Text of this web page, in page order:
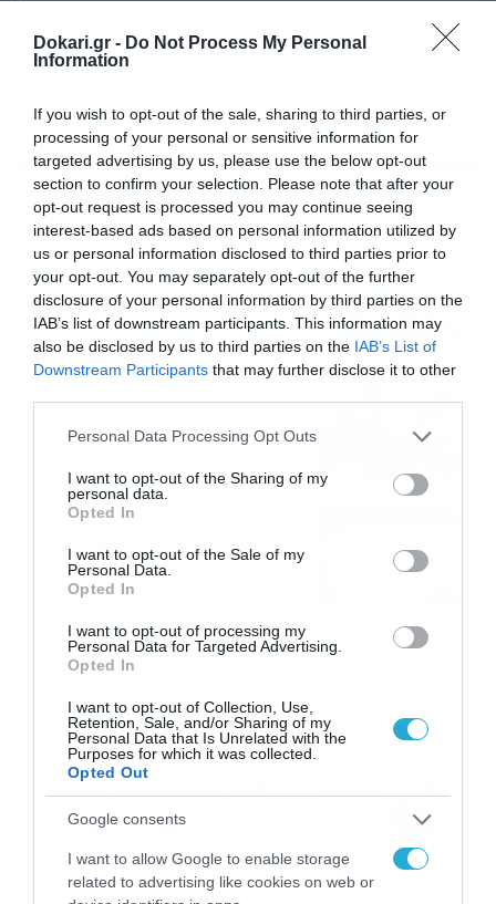
Dokari.gr - Do Not Process My Personal
Information
If you wish to opt-out of the sale, sharing to third parties, or
processing of your personal or sensitive information for
targeted advertising by us, please use the below opt-out
section to confirm your selection. Please note that after your
opt-out request is processed you may continue seeing
interest-based ads based on personal information utilized by
us or personal information disclosed to third parties prior to
your opt-out. You may separately opt-out of the further
disclosure of your personal information by third parties on the
IAB’s list of downstream participants. This information may
also be disclosed by us to third parties on the IAB’s List of
Downstream Participants that may further disclose it to other
Please note that this website/app uses one or more Google
not limited to your visit or usage behaviour. You may click to
grant or deny consent to Google and its third-party tags to
use your data for below specified purposes in below Google
consent section.
Personal Data Processing Opt Outs
I want to opt-out of the Sharing of my
personal data.
Opted In
I want to opt-out of the Sale of my
Personal Data.
Opted In
I want to opt-out of processing my
Personal Data for Targeted Advertising.
Opted In
I want to opt-out of Collection, Use,
Retention, Sale, and/or Sharing of my
Personal Data that Is Unrelated with the
Purposes for which it was collected.
Opted Out
Google consents
I want to allow Google to enable storage
related to advertising like cookies on web or
PAMESTOIXIMA.GR ΠΑΜΕ ΣΤΟΙΧΗΜΑ
Ροή Ειδήσεων
ΠΑΟΚ-Άντερλεχτ με σούπερ
προσφορά* και ενισχυμένες
αποδόσεις από
το Pamestoixima.gr
06/08/2026 14:02
Πολλά…
Το Release Athens
Festival 2026 άφησε τις
καλύτερες μουσικές
αναμνήσεις
05/08/2026
Καιρός: Σάκης Αρναούτογλου
για την τάση έως της
Παναγίας
04/08/2026 22:07
Καιρός: Κολυδάς για τάση
15νθημέρου και ζέστη 8-10
Αυγούστου
04/08/2026 21:46